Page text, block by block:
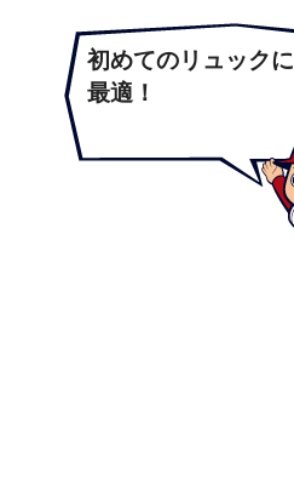
初めてのリュックに
最適！